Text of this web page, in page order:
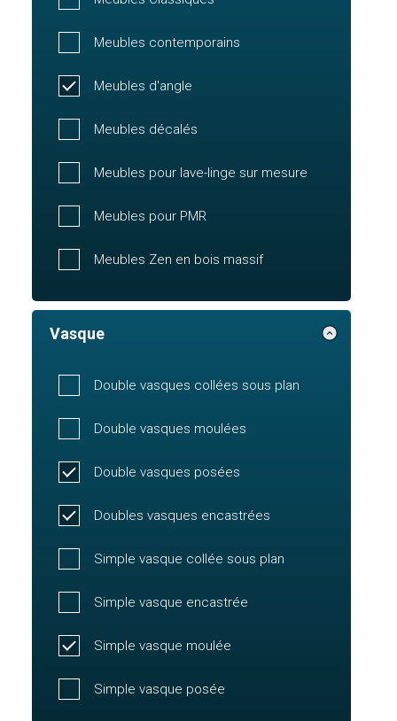
Meubles contemporains
Meubles d'angle
Meubles décalés
Meubles pour lave-linge sur mesure
Meubles pour PMR
Meubles Zen en bois massif
Vasque
Double vasques collées sous plan
Double vasques moulées
Double vasques posées
Doubles vasques encastrées
Simple vasque collée sous plan
Simple vasque encastrée
Simple vasque moulée
Simple vasque posée